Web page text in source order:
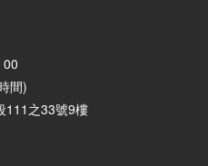
間)
111之33號9樓